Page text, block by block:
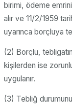
birimi, ödeme
alır ve 11/2/1959
uyarınca borçluya
(2) Borçlu,
kişilerden ise
uygulanır.
(3) Tebliğ